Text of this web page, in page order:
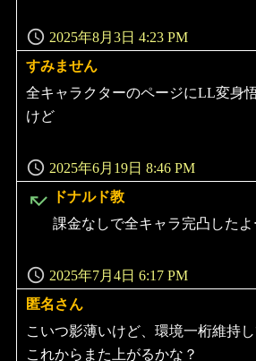
2025年8月3日 4:23 PM
すみません
よ
り:
2025年6月19日 8:46 PM
全キャラクターのページにLL変身
けど
ドナルド教
よ
2025年7月4日 6:17 PM
課金なしで全キャラ完凸したよ
匿名さん
よ
り:
こいつ影薄いけど、環境一桁維持
これからまた上がるかな？